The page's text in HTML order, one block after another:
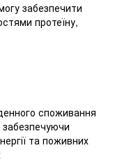
забезпечити
протеїну,
споживання
та поживних